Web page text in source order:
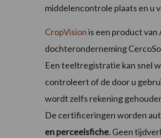
middelencontrole plaats en u
CropVisionis een product
dochteronderneming
Een teeltregistratie kan snel
controleert of de door u
wordt zelfs rekening
De certificeringen worden
en perceelsfiche. Geen